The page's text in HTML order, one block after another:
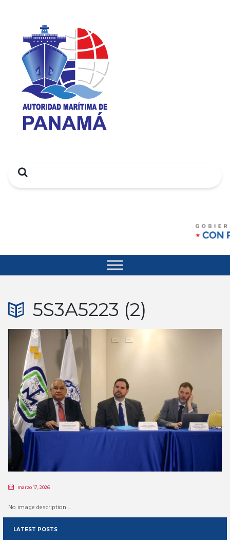
Search
5S3A5223 (2)
marzo 17, 2026
No image description ...
LATEST POSTS